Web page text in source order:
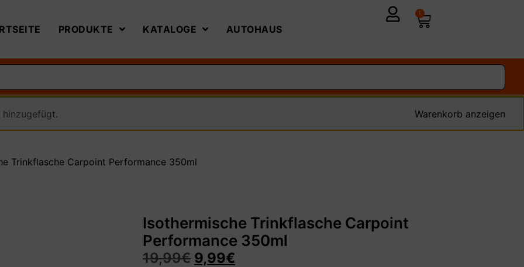
PRODUKTE KATALOGE AUTOHAUS
1
hinzugefügt. Warenkorb anzeigen
Trinkflasche Carpoint Performance 350ml
Isothermische Trinkflasche Carpoint
Performance 350ml
19,99€ 9,99€